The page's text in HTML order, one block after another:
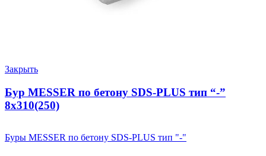
Закрыть
Бур MESSER по бетону SDS-PLUS тип “-”
8х310(250)
Буры MESSER по бетону SDS-PLUS тип "-"